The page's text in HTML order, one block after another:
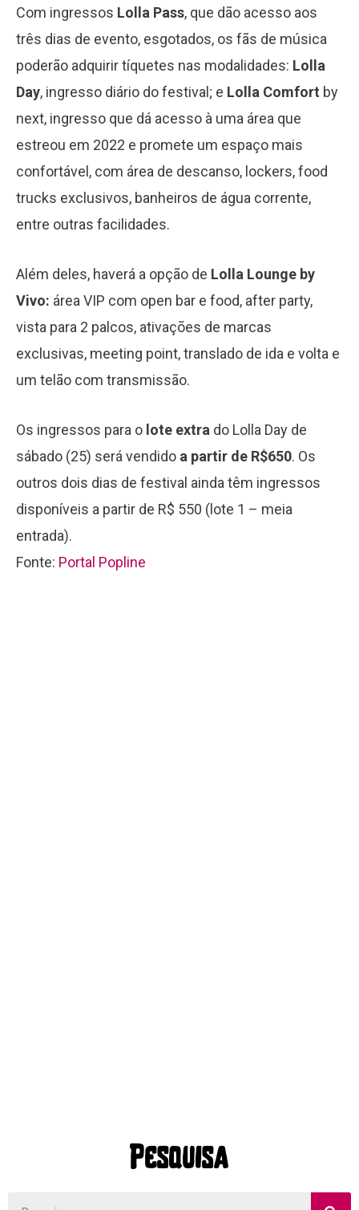
Com ingressos Lolla Pass, que dão acesso aos
três dias de evento, esgotados, os fãs de música
poderão adquirir tíquetes nas modalidades: Lolla
Day, ingresso diário do festival; e Lolla Comfort by
next, ingresso que dá acesso à uma área que
estreou em 2022 e promete um espaço mais
confortável, com área de descanso, lockers, food
trucks exclusivos, banheiros de água corrente,
entre outras facilidades.
Além deles, haverá a opção de Lolla Lounge by
Vivo: área VIP com open bar e food, after party,
vista para 2 palcos, ativações de marcas
exclusivas, meeting point, translado de ida e volta e
um telão com transmissão.
Os ingressos para o lote extra do Lolla Day de
sábado (25) será vendido a partir de R$650. Os
outros dois dias de festival ainda têm ingressos
disponíveis a partir de R$ 550 (lote 1 – meia
entrada).
Fonte: Portal Popline
Pesquisa